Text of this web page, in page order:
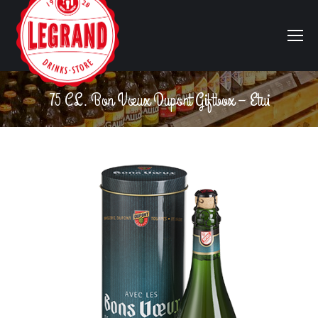
75 CL. Bon Vœux Dupont Giftbox – Etui
Vous êtes ici :